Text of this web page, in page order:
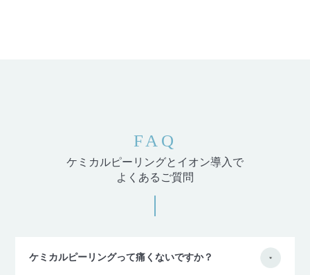
FAQ
ケミカルピーリングとイオン導入で
よくあるご質問
ケミカルピーリングって痛くないですか？